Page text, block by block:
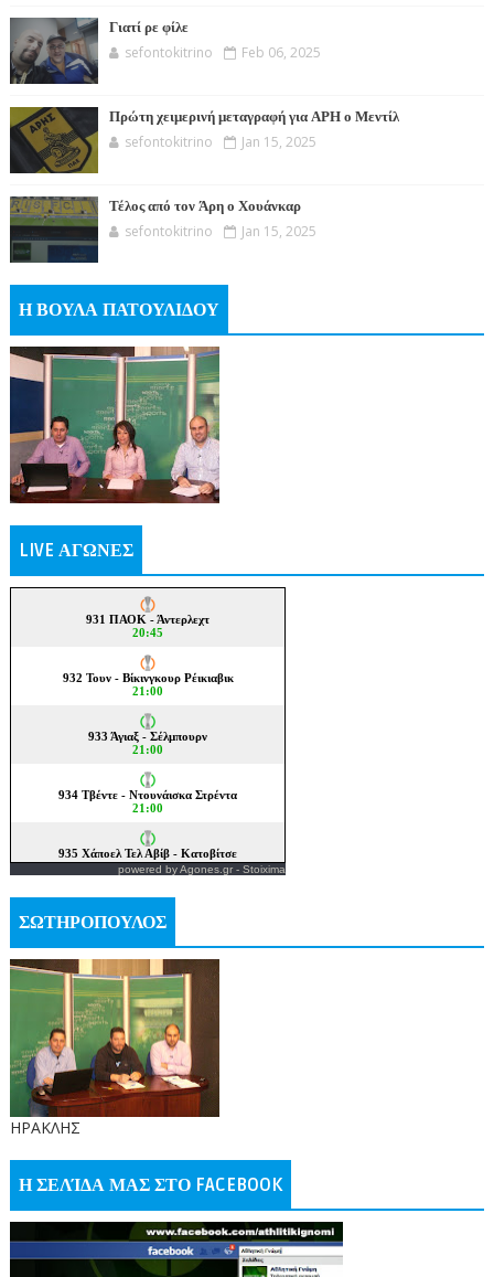
Γιατί ρε φίλε
sefontokitrino Feb 06, 2025
Πρώτη χειμερινή μεταγραφή για ΑΡΗ ο Μεντίλ
sefontokitrino Jan 15, 2025
Τέλος από τον Άρη ο Χουάνκαρ
sefontokitrino Jan 15, 2025
Η ΒΟΥΛΑ ΠΑΤΟΥΛΙΔΟΥ
LIVE ΑΓΩΝΕΣ
powered byAgones.gr- Stoixima
ΣΩΤΗΡΟΠΟΥΛΟΣ
ΗΡΑΚΛΗΣ
Η ΣΕΛΊΔΑ ΜΑΣ ΣΤΟ FACEBOOK